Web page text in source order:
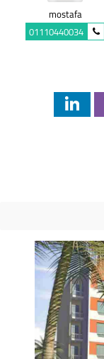
mostafa
01110440034